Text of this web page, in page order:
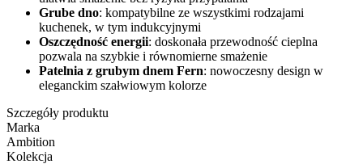
Grube dno: kompatybilne ze wszystkimi rodzajami
kuchenek, w tym indukcyjnymi
Oszczędność energii: doskonała przewodność cieplna
pozwala na szybkie i równomierne smażenie
Patelnia z grubym dnem Fern: nowoczesny design w
eleganckim szałwiowym kolorze
Szczegóły produktu
Marka
Ambition
Kolekcja